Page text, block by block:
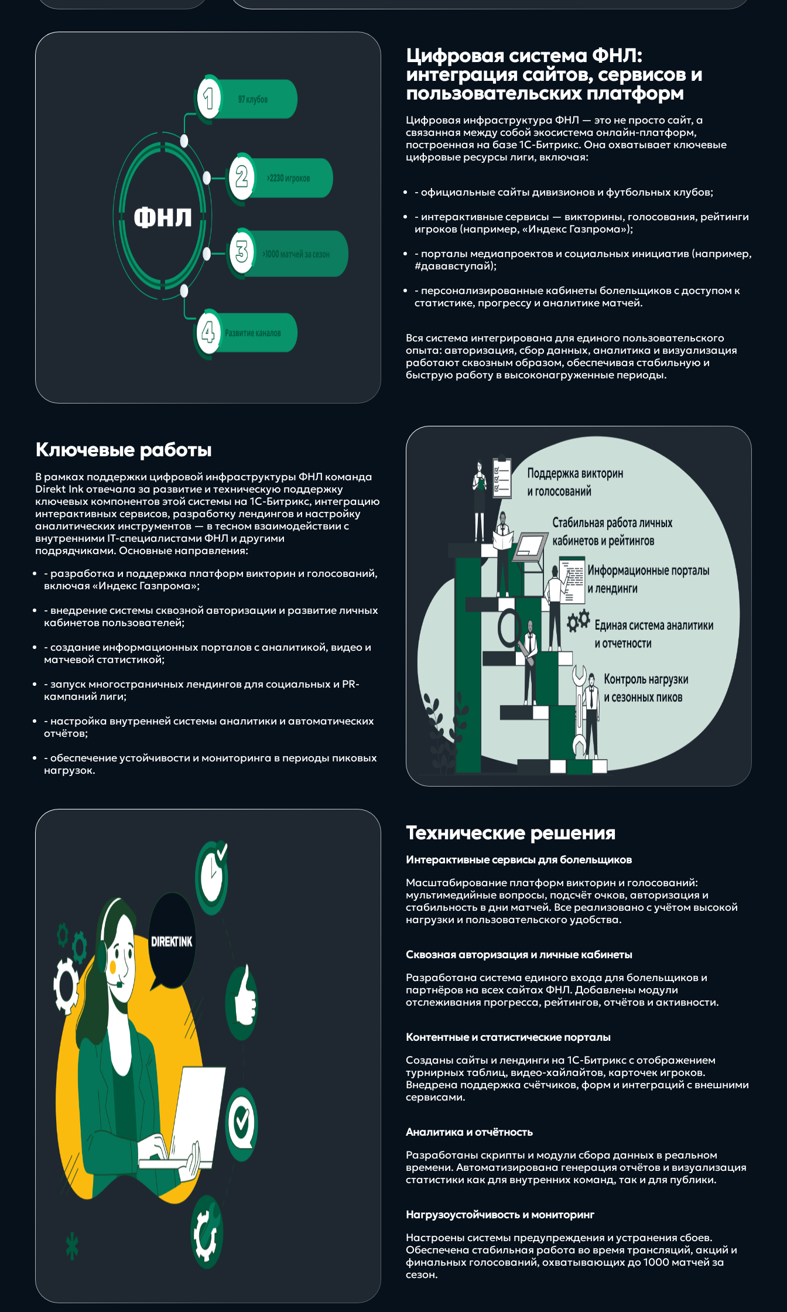
реальные
проекты, задачи и
решения
платформы,
инструменты и
цифровые
экосистемы
инструкции, чек-
листы, шаблоны и
24/7
при специальных условиях
SLA
62%
клиентов с нами более 3 лет
Контакты
8 800 505 34 99
info@direkt.ink
Цифровая система ФНЛ:
интеграция сайтов, сервисов и
пользовательских платформ
Цифровая инфраструктура ФНЛ — это не просто сайт, а
связанная между собой экосистема онлайн-платформ,
построенная на базе 1С-Битрикс. Она охватывает ключевые
цифровые ресурсы лиги, включая:
- официальные сайты дивизионов и футбольных клубов;
- интерактивные сервисы — викторины, голосования, рейтинги
игроков (например, «Индекс Газпрома»);
- порталы медиапроектов и социальных инициатив (например,
#дававступай);
- персонализированные кабинеты болельщиков с доступом к
статистике, прогрессу и аналитике матчей.
Вся система интегрирована для единого пользовательского
опыта: авторизация, сбор данных, аналитика и визуализация
работают сквозным образом, обеспечивая стабильную и
быструю работу в высоконагруженные периоды.
Ключевые работы
В рамках поддержки цифровой инфраструктуры ФНЛ команда
Direkt Ink отвечала за развитие и техническую поддержку
ключевых компонентов этой системы на 1С-Битрикс, интеграцию
интерактивных сервисов, разработку лендингов и настройку
аналитических инструментов — в тесном взаимодействии с
внутренними IT-специалистами ФНЛ и другими
подрядчиками. Основные направления:
- разработка и поддержка платформ викторин и голосований,
включая «Индекс Газпрома»;
- внедрение системы сквозной авторизации и развитие личных
кабинетов пользователей;
- создание информационных порталов с аналитикой, видео и
матчевой статистикой;
- запуск многостраничных лендингов для социальных и PR-
кампаний лиги;
- настройка внутренней системы аналитики и автоматических
отчётов;
- обеспечение устойчивости и мониторинга в периоды пиковых
нагрузок.
Технические решения
Интерактивные сервисы для болельщиков
Масштабирование платформ викторин и голосований:
мультимедийные вопросы, подсчёт очков, авторизация и
стабильность в дни матчей. Все реализовано с учётом высокой
нагрузки и пользовательского удобства.
Сквозная авторизация и личные кабинеты
Разработана система единого входа для болельщиков и
партнёров на всех сайтах ФНЛ. Добавлены модули
отслеживания прогресса, рейтингов, отчётов и активности.
Контентные и статистические порталы
Созданы сайты и лендинги на 1С-Битрикс с отображением
турнирных таблиц, видео-хайлайтов, карточек игроков.
Внедрена поддержка счётчиков, форм и интеграций с внешними
сервисами.
Аналитика и отчётность
Разработаны скрипты и модули сбора данных в реальном
времени. Автоматизирована генерация отчётов и визуализация
статистики как для внутренних команд, так и для публики.
Нагрузоустойчивость и мониторинг
Настроены системы предупреждения и устранения сбоев.
Обеспечена стабильная работа во время трансляций, акций и
финальных голосований, охватывающих до 1000 матчей за
сезон.